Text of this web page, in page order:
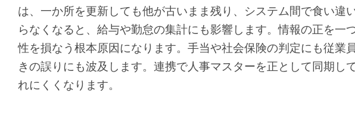
は、一か所を更新しても他が古いまま残り、システム間で食い違
らなくなると、給与や勤怠の集計にも影響します。情報の正を一
性を損なう根本原因になります。手当や社会保険の判定にも従業
きの誤りにも波及します。連携で人事マスターを正として同期し
れにくくなります。